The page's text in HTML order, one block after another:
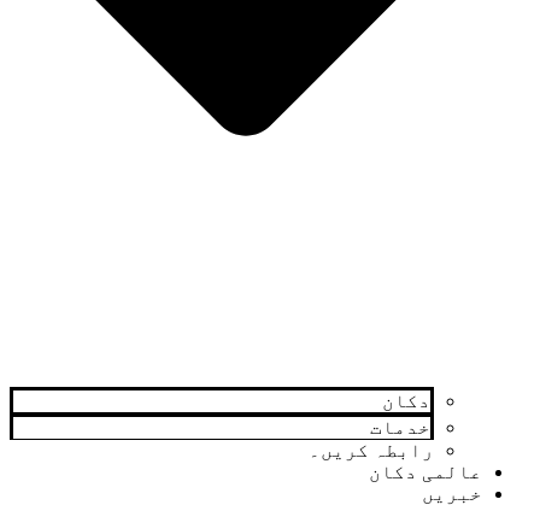
دکان
خدمات
رابطہ کریں۔
عالمی دکان
خبریں